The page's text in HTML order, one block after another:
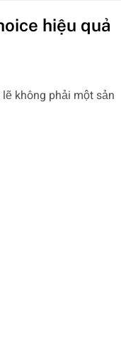
hiệu quả
không phải một sản